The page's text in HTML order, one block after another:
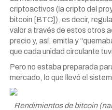
criptoactivos (la cripto del
bitcoin [BTC]), es decir,
valor a través de estos otros
precio y, así, emitía y
que cada unidad circulante
Pero no estaba preparada
mercado, lo que llevó el
Rendimientos de bitcoin